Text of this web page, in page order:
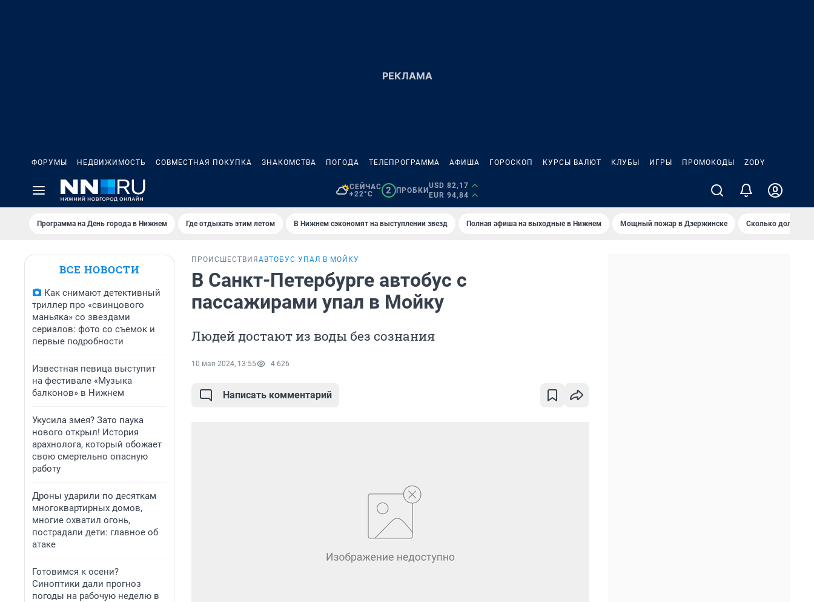
ФОРУМЫ НЕДВИЖИМОСТЬ СОВМЕСТНАЯ ПОКУПКА ЗНАКОМСТВА ПОГОДА ТЕЛЕПРОГРАММА АФИША ГОРОСКОП КУРСЫ ВАЛЮТ КЛУБЫ ИГРЫ ПРОМОКОДЫ ZODY
СЕЙЧАС
+22°C
2 ПРОБКИ
USD 82,17
EUR 94,84
Программа на День города в Нижнем Где отдыхать этим летом В Нижнем сэкономят на выступлении звезд Полная афиша на выходные в Нижнем Мощный пожар в Дзержинске Сколько должен
ВСЕ НОВОСТИ
Как снимают детективный
триллер про «свинцового
маньяка» со звездами
сериалов: фото со съемок и
первые подробности
Известная певица выступит
на фестивале «Музыка
балконов» в Нижнем
Укусила змея? Зато паука
нового открыл! История
арахнолога, который обожает
свою смертельно опасную
работу
Дроны ударили по десяткам
многоквартирных домов,
многие охватил огонь,
пострадали дети: главное об
атаке
Готовимся к осени?
Синоптики дали прогноз
погоды на рабочую неделю в
ПРОИСШЕСТВИЯ АВТОБУС УПАЛ В МОЙКУ
В Санкт-Петербурге автобус с
пассажирами упал в Мойку
Людей достают из воды без сознания
10 мая 2024, 13:55 4 626
Написать комментарий